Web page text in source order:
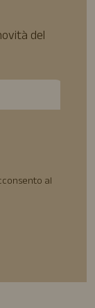
del
al